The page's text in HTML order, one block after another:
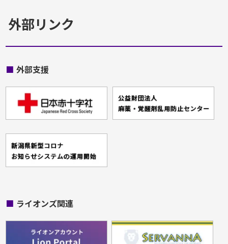
外部リンク
■ 外部支援
■ ライオンズ関連